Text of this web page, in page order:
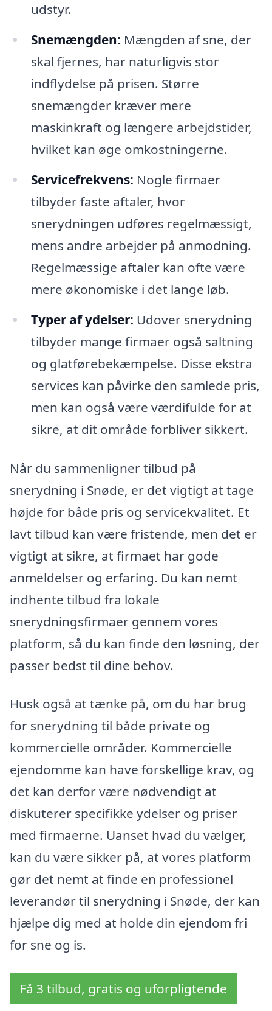
udstyr.
Snemængden: Mængden af sne, der
skal fjernes, har naturligvis stor
indflydelse på prisen. Større
snemængder kræver mere
maskinkraft og længere arbejdstider,
hvilket kan øge omkostningerne.
Servicefrekvens: Nogle firmaer
tilbyder faste aftaler, hvor
snerydningen udføres regelmæssigt,
mens andre arbejder på anmodning.
Regelmæssige aftaler kan ofte være
mere økonomiske i det lange løb.
Typer af ydelser: Udover snerydning
tilbyder mange firmaer også saltning
og glatførebekæmpelse. Disse ekstra
services kan påvirke den samlede pris,
men kan også være værdifulde for at
sikre, at dit område forbliver sikkert.
Når du sammenligner tilbud på
snerydning i Snøde, er det vigtigt at tage
højde for både pris og servicekvalitet. Et
lavt tilbud kan være fristende, men det er
vigtigt at sikre, at firmaet har gode
anmeldelser og erfaring. Du kan nemt
indhente tilbud fra lokale
snerydningsfirmaer gennem vores
platform, så du kan finde den løsning, der
passer bedst til dine behov.
Husk også at tænke på, om du har brug
for snerydning til både private og
kommercielle områder. Kommercielle
ejendomme kan have forskellige krav, og
det kan derfor være nødvendigt at
diskuterer specifikke ydelser og priser
med firmaerne. Uanset hvad du vælger,
kan du være sikker på, at vores platform
gør det nemt at finde en professionel
leverandør til snerydning i Snøde, der kan
hjælpe dig med at holde din ejendom fri
for sne og is.
Få 3 tilbud, gratis og uforpligtende